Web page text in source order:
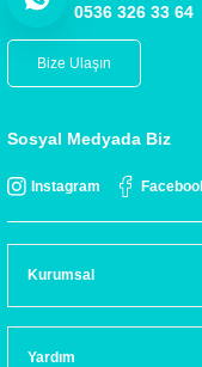
0536 326 33 64
Bize Ulaşın
Sosyal Medyada Biz
Instagram
Kurumsal
Yardım